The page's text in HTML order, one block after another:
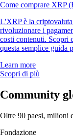
Come comprare XRP
L'XRP è la
rivoluzionare i
costi contenuti. Scopri
questa semplice guida
Learn more
Scopri di più
Community
Oltre 90 paesi, milioni
Fondazione